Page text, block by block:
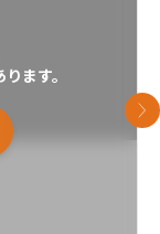
ます。
次